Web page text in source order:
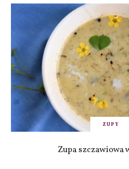
ZUPY
Zupa szczawiowa